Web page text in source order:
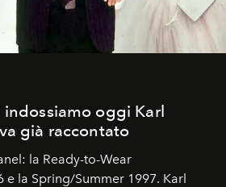
oggi Karl
già raccontato
la Ready-to-Wear
e la Spring/Summer 1997. Karl